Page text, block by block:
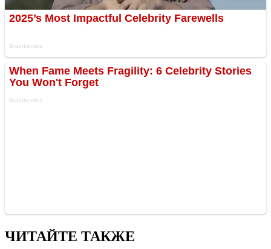
ЧИТАЙТЕ ТАКЖЕ